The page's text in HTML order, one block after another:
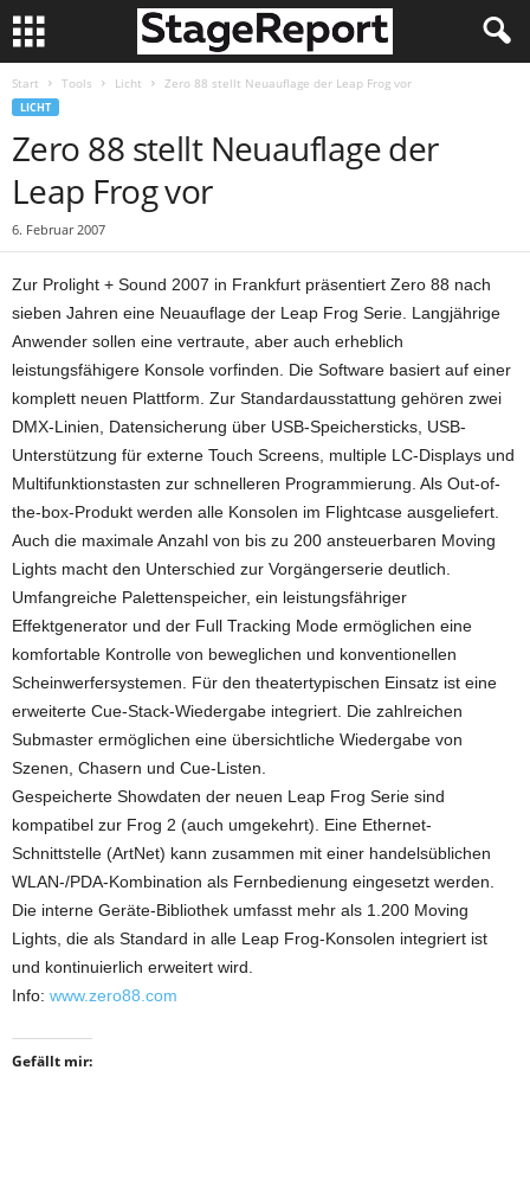
Start Tools Licht Zero 88 stellt Neuauflage der Leap Frog vor
LICHT
Zero 88 stellt Neuauflage der
Leap Frog vor
6. Februar 2007
Zur Prolight + Sound 2007 in Frankfurt präsentiert Zero 88 nach
sieben Jahren eine Neuauflage der Leap Frog Serie. Langjährige
Anwender sollen eine vertraute, aber auch erheblich
leistungsfähigere Konsole vorfinden. Die Software basiert auf einer
komplett neuen Plattform. Zur Standardausstattung gehören zwei
DMX-Linien, Datensicherung über USB-Speichersticks, USB-
Unterstützung für externe Touch Screens, multiple LC-Displays und
Multifunktionstasten zur schnelleren Programmierung. Als Out-of-
the-box-Produkt werden alle Konsolen im Flightcase ausgeliefert.
Auch die maximale Anzahl von bis zu 200 ansteuerbaren Moving
Lights macht den Unterschied zur Vorgängerserie deutlich.
Umfangreiche Palettenspeicher, ein leistungsfähriger
Effektgenerator und der Full Tracking Mode ermöglichen eine
komfortable Kontrolle von beweglichen und konventionellen
Scheinwerfersystemen. Für den theatertypischen Einsatz ist eine
erweiterte Cue-Stack-Wiedergabe integriert. Die zahlreichen
Submaster ermöglichen eine übersichtliche Wiedergabe von
Szenen, Chasern und Cue-Listen.
Gespeicherte Showdaten der neuen Leap Frog Serie sind
kompatibel zur Frog 2 (auch umgekehrt). Eine Ethernet-
Schnittstelle (ArtNet) kann zusammen mit einer handelsüblichen
WLAN-/PDA-Kombination als Fernbedienung eingesetzt werden.
Die interne Geräte-Bibliothek umfasst mehr als 1.200 Moving
Lights, die als Standard in alle Leap Frog-Konsolen integriert ist
und kontinuierlich erweitert wird.
Info: www.zero88.com
Gefällt mir: